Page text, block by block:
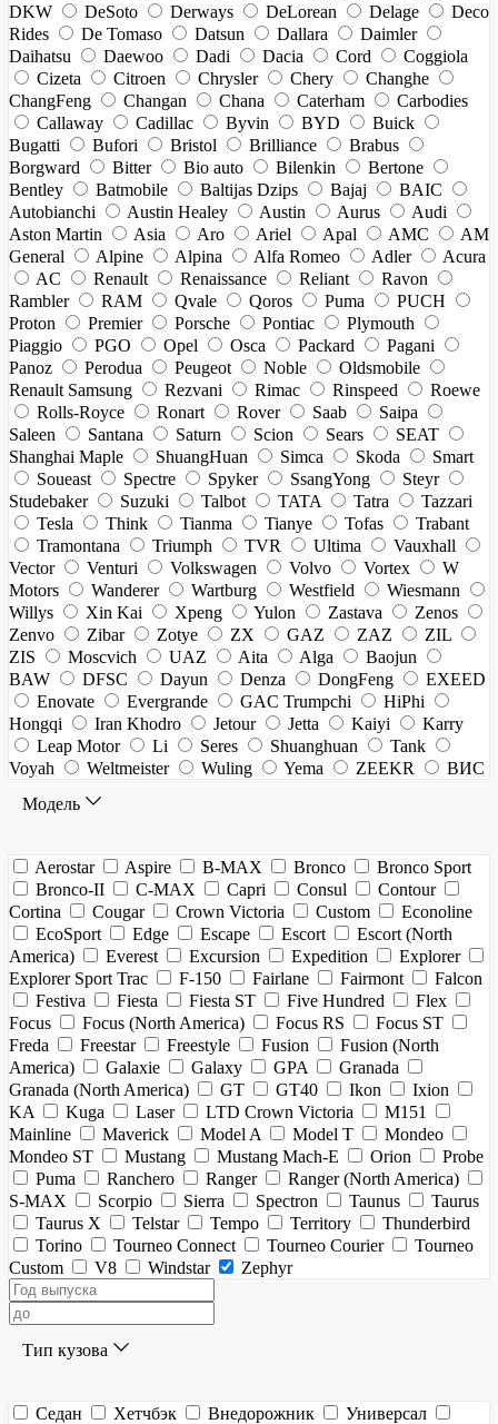
DKW
DeSoto Derways DeLorean Delage
Deco
Rides
De Tomaso Datsun Dallara
Daimler
Daihatsu
Daewoo Dadi Dacia Cord
Coggiola
Cizeta
Citroen Chrysler Chery
Changhe
ChangFeng
Changan Chana Caterham
Carbodies
Callaway
Cadillac Byvin BYD
Buick
Bugatti
Bufori Bristol Brilliance
Brabus
Borgward
Bitter Bio auto Bilenkin
Bertone
Bentley
Batmobile Baltijas Dzips Bajaj
BAIC
Autobianchi
Austin Healey Austin Aurus
Audi
Aston Martin
Asia Aro Ariel Apal AMC
AM
General
Alpine Alpina Alfa Romeo Adler
Acura
AC
Renault Renaissance Reliant
Ravon
Rambler
RAM Qvale Qoros Puma
PUCH
Proton
Premier Porsche Pontiac
Plymouth
Piaggio
PGO Opel Osca Packard
Pagani
Panoz
Perodua Peugeot Noble
Oldsmobile
Renault Samsung
Rezvani Rimac Rinspeed
Roewe
Rolls-Royce
Ronart Rover Saab
Saipa
Saleen
Santana Saturn Scion Sears
SEAT
Shanghai Maple
ShuangHuan Simca Skoda
Smart
Soueast
Spectre Spyker SsangYong
Steyr
Studebaker
Suzuki Talbot TATA Tatra
Tazzari
Tesla
Think Tianma Tianye Tofas
Trabant
Tramontana
Triumph TVR Ultima
Vauxhall
Vector
Venturi Volkswagen Volvo Vortex
W
Motors
Wanderer Wartburg Westfield
Wiesmann
Willys
Xin Kai Xpeng Yulon Zastava
Zenos
Zenvo
Zibar Zotye ZX GAZ ZAZ
ZIL
ZIS
Moscvich UAZ Aita Alga
Baojun
BAW
DFSC Dayun Denza DongFeng
EXEED
Enovate
Evergrande GAC Trumpchi
HiPhi
Hongqi
Iran Khodro Jetour Jetta Kaiyi
Karry
Leap Motor
Li Seres Shuanghuan
Tank
Voyah
Weltmeister Wuling Yema ZEEKR
ВИС
Модель
Aerostar Aspire B-MAX Bronco
Bronco Sport
Bronco-II
C-MAX Capri Consul
Contour
Cortina
Cougar Crown Victoria Custom
Econoline
EcoSport
Edge Escape Escort
Escort (North
America)
Everest Excursion Expedition
Explorer
Explorer Sport Trac
F-150 Fairlane Fairmont
Falcon
Festiva
Fiesta Fiesta ST Five Hundred
Flex
Focus
Focus (North America) Focus RS
Focus ST
Freda
Freestar Freestyle Fusion
Fusion (North
America)
Galaxie Galaxy GPA
Granada
Granada (North America)
GT GT40 Ikon
Ixion
KA
Kuga Laser LTD Crown Victoria
M151
Mainline
Maverick Model A Model T
Mondeo
Mondeo ST
Mustang Mustang Mach-E Orion
Probe
Puma
Ranchero Ranger
Ranger (North America)
S-MAX
Scorpio Sierra Spectron Taunus
Taurus
Taurus X
Telstar Tempo Territory
Thunderbird
Torino
Tourneo Connect Tourneo Courier
Tourneo
Custom
V8 Windstar Zephyr
Тип кузова
Седан Хетчбэк Внедорожник
Универсал